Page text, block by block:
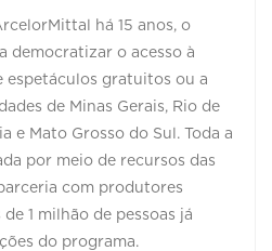
há 15 anos, o
democratizar o acesso à
espetáculos gratuitos ou a
de Minas Gerais, Rio de
e Mato Grosso do Sul. Toda a
por meio de recursos das
com produtores
1 milhão de pessoas já
do programa.